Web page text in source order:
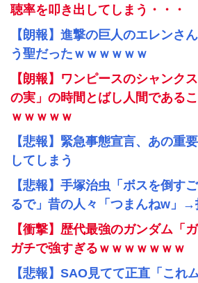
聴率を叩き出してしまう・・・
【朗報】進撃の巨人のエレンさ
う聖だったｗｗｗｗｗｗ
【朗報】ワンピースのシャンク
の実」の時間とばし人間である
ｗｗｗｗｗ
【悲報】緊急事態宣言、あの重
してしまう
【悲報】手塚治虫「ボスを倒す
るで」昔の人々「つまんねw」→
【衝撃】歴代最強のガンダム「
ガチで強すぎるｗｗｗｗｗｗｗ
【悲報】SAO見てて正直「これ